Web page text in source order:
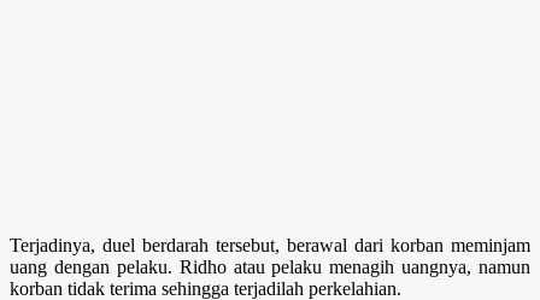
Terjadinya, duel berdarah tersebut, berawal dari korban meminjam
uang dengan pelaku. Ridho atau pelaku menagih uangnya, namun
korban tidak terima sehingga terjadilah perkelahian.